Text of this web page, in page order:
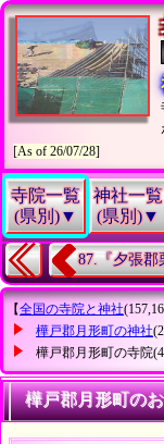
[As of 26/07/28]
寺院一覧
(県別)▼
神社一覧
(県別)▼
87.『夕張郡
【全国の寺院と神社
樺戸郡月形町の神社
樺戸郡月形町の寺院
樺戸郡月形町の